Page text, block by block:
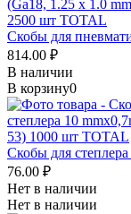
Скобы для
814.00 ₽
В наличии
В корзину0
Скобы для
76.00 ₽
Нет в наличии
Нет в наличии